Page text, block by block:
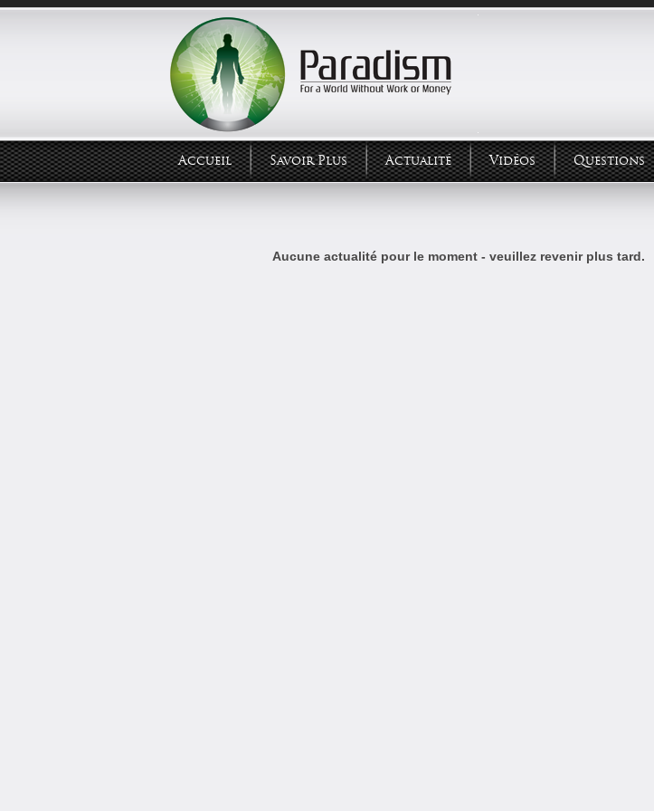
Accueil Savoir Plus Actualité Vidéos Questions
Aucune actualité pour le moment - veuillez revenir plus tard.